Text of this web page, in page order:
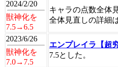
2024/2/20
獣神化を
7.5→6.5
キャラの点数全体
全体見直しの詳細
2023/6/26
獣神化を
7.0→7.5
エンプレイラ【超
7.5とした。